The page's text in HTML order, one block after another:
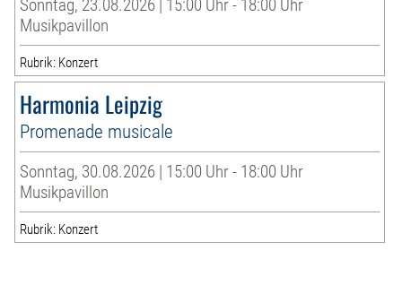
Sonntag, 23.08.2026 | 15:00 Uhr - 18:00 Uhr
Musikpavillon
Rubrik: Konzert
Harmonia Leipzig
Promenade musicale
Sonntag, 30.08.2026 | 15:00 Uhr - 18:00 Uhr
Musikpavillon
Rubrik: Konzert